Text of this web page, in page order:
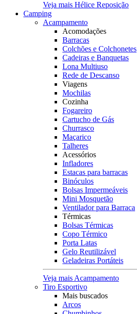
Veja mais Hélice Reposição
Camping
Acampamento
Acomodações
Barracas
Colchões e Colchonetes
Cadeiras e Banquetas
Lona Multiuso
Rede de Descanso
Viagens
Mochilas
Cozinha
Fogareiro
Cartucho de Gás
Churrasco
Maçarico
Talheres
Acessórios
Infladores
Estacas para barracas
Binóculos
Bolsas Impermeáveis
Mini Mosquetão
Ventilador para Barraca
Térmicas
Bolsas Térmicas
Copo Térmico
Porta Latas
Gelo Reutilizável
Geladeiras Portáteis
Veja mais Acampamento
Tiro Esportivo
Mais buscados
Arcos